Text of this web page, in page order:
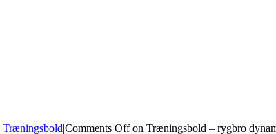
Træningsbold|Comments Offon Træningsbold – rygbro